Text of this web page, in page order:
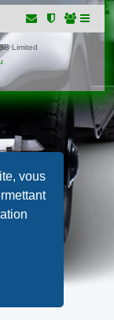
vous
Limited